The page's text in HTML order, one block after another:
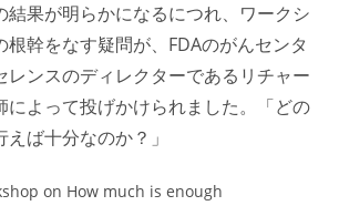
結果が明らかになるにつれ、ワークシ
根幹をなす疑問が、FDAのがんセンタ
レンスのディレクターであるリチャー
によって投げかけられました。「どの
ば十分なのか？」